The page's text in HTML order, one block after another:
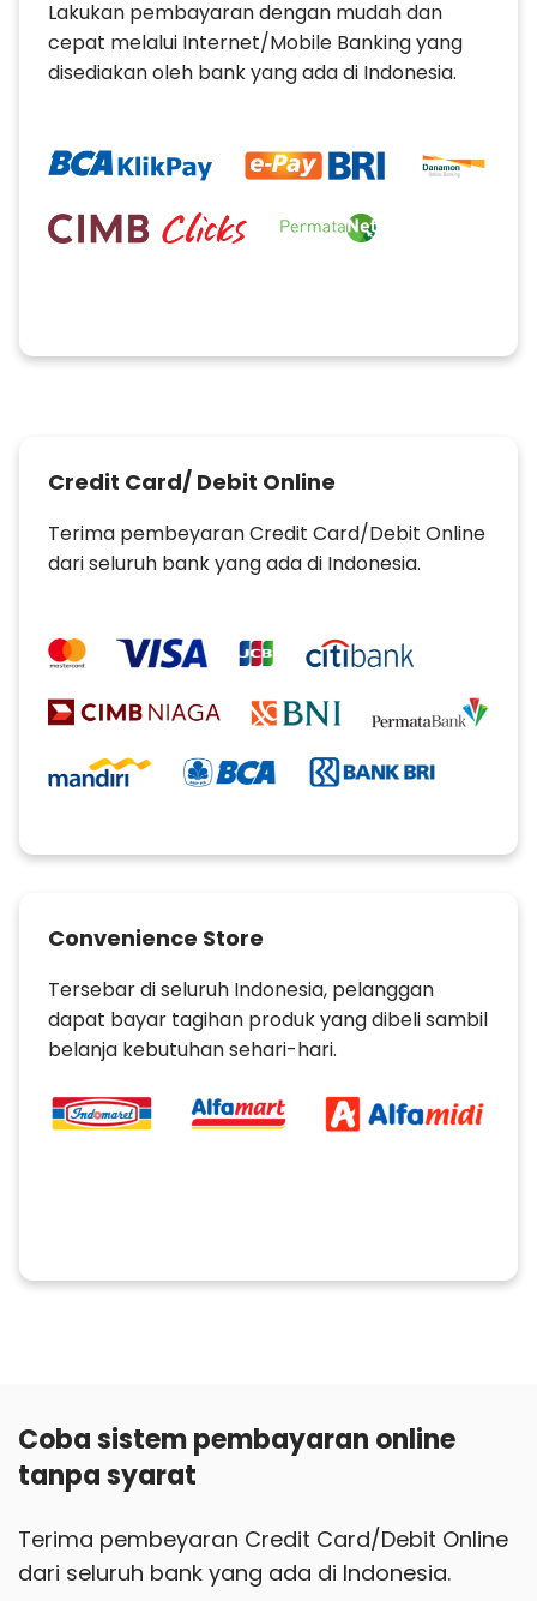
Lakukan pembayaran dengan mudah dan
cepat melalui Internet/Mobile Banking yang
disediakan oleh bank yang ada di Indonesia.
Credit Card/ Debit Online
Terima pembeyaran Credit Card/Debit Online
dari seluruh bank yang ada di Indonesia.
Convenience Store
Tersebar di seluruh Indonesia, pelanggan
dapat bayar tagihan produk yang dibeli sambil
belanja kebutuhan sehari-hari.
Coba sistem pembayaran online
tanpa syarat
Terima pembeyaran Credit Card/Debit Online
dari seluruh bank yang ada di Indonesia.